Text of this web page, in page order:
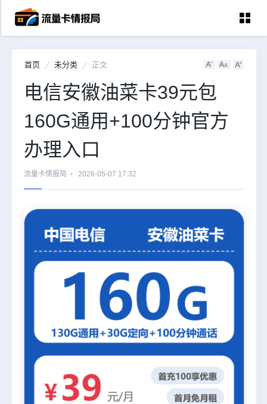
中国移动
中国电信
全国宽带
首页 未分类 正文
电信安徽油菜卡39元包
160G通用+100分钟官方
办理入口
流量卡情报局 2026-05-07 17:32